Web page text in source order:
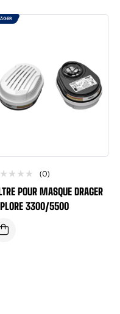
(0)
POUR MASQUE DRAGER
3300/5500